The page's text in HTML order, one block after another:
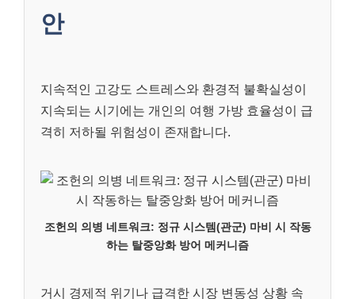
안
지속적인 고강도 스트레스와 환경적 불확실성이
지속되는 시기에는 개인의 여행 가방 효율성이 급
격히 저하될 위험성이 존재합니다.
조헌의 의병 네트워크: 정규 시스템(관군) 마비 시 작동
하는 탈중앙화 방어 메커니즘
거시 경제적 위기나 급격한 시장 변동성 상황 속